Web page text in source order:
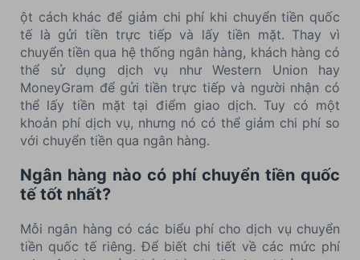
ột cách khác để giảm chi phí khi chuyển tiền quốc
tế là gửi tiền trực tiếp và lấy tiền mặt. Thay vì
chuyển tiền qua hệ thống ngân hàng, khách hàng có
thể sử dụng dịch vụ như Western Union hay
MoneyGram để gửi tiền trực tiếp và người nhận có
thể lấy tiền mặt tại điểm giao dịch. Tuy có một
khoản phí dịch vụ, nhưng nó có thể giảm chi phí so
với chuyển tiền qua ngân hàng.
Ngân hàng nào có phí chuyển tiền quốc
tế tốt nhất?
Mỗi ngân hàng có các biểu phí cho dịch vụ chuyển
tiền quốc tế riêng. Để biết chi tiết về các mức phí